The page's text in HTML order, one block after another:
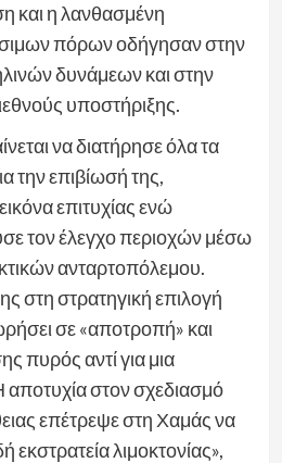
και η λανθασμένη
πόρων οδήγησαν στην
δυνάμεων και στην
υποστήριξης.
να διατήρησε όλα τα
την επιβίωσή της,
επιτυχίας ενώ
τον έλεγχο περιοχών μέσω
ανταρτοπόλεμου.
στη στρατηγική επιλογή
σε «αποτροπή» και
πυρός αντί για μια
αποτυχία στον σχεδιασμό
επέτρεψε στη Χαμάς να
λιμοκτονίας»,